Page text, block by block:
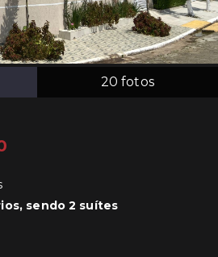
20 fotos
sendo 2 suítes